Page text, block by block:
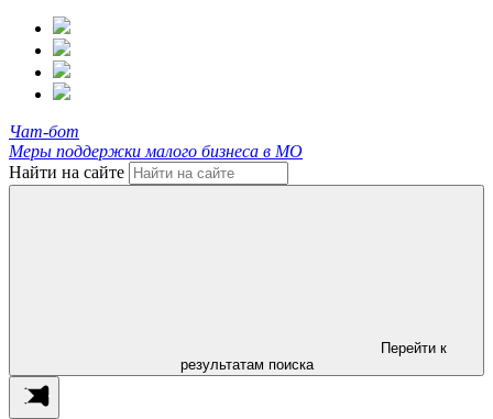
Чат-бот
Меры поддержки малого бизнеса в МО
Найти на сайте
Перейти к
результатам поиска